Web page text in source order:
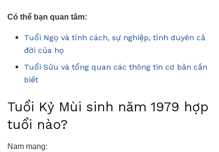
Có thể bạn quan tâm:
Tuổi Ngọ và tính cách, sự nghiệp, tình duyên cả
đời của họ
Tuổi Sửu và tổng quan các thông tin cơ bản cần
biết
Tuổi Kỷ Mùi sinh năm 1979 hợp
tuổi nào?
Nam mạng: